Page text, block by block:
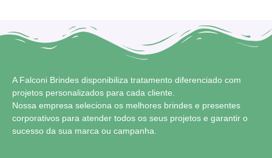
A Falconi Brindes disponibiliza tratamento diferenciado com
projetos personalizados para cada cliente.
Nossa empresa seleciona os melhores brindes e presentes
corporativos para atender todos os seus projetos e garantir o
sucesso da sua marca ou campanha.